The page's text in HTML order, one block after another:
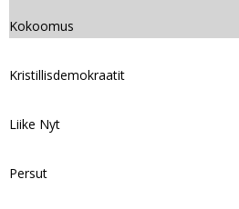
Kokoomus
Kristillisdemokraatit
Liike Nyt
Persut